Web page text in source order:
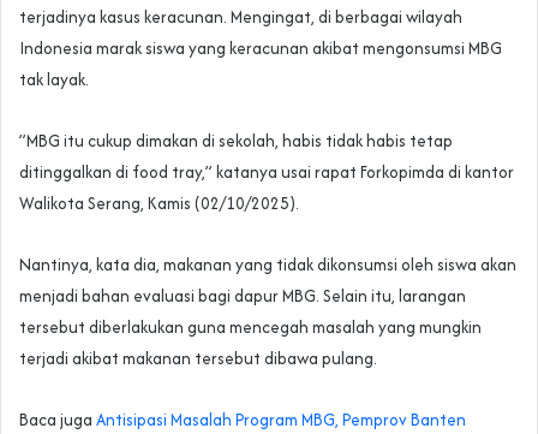
terjadinya kasus keracunan. Mengingat, di berbagai wilayah
Indonesia marak siswa yang keracunan akibat mengonsumsi MBG
tak layak.
‎‎”MBG itu cukup dimakan di sekolah, habis tidak habis tetap
ditinggalkan di food tray,” katanya usai rapat Forkopimda di kantor
Walikota Serang, Kamis (02/10/2025).
‎‎Nantinya, kata dia, makanan yang tidak dikonsumsi oleh siswa akan
menjadi bahan evaluasi bagi dapur MBG. Selain itu, larangan
tersebut diberlakukan guna mencegah masalah yang mungkin
terjadi akibat makanan tersebut dibawa pulang.
Baca juga Antisipasi Masalah Program MBG, Pemprov Banten